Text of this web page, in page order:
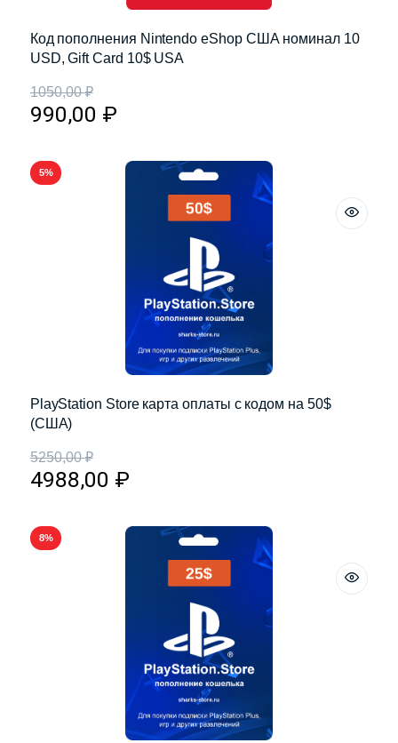
Код пополнения Nintendo eShop США номинал 10
USD, Gift Card 10$ USA
1050,00₽
990,00 ₽
5%
PlayStation Store карта оплаты с кодом на 50$
(США)
5250,00₽
4988,00 ₽
8%